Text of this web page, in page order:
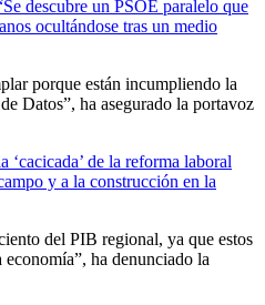
descubre un PSOE paralelo que
ocultándose tras un medio
porque están incumpliendo la
Datos”, ha asegurado la portavoz
‘cacicada’ de la reforma laboral
y a la construcción en la
del PIB regional, ya que estos
economía”, ha denunciado la